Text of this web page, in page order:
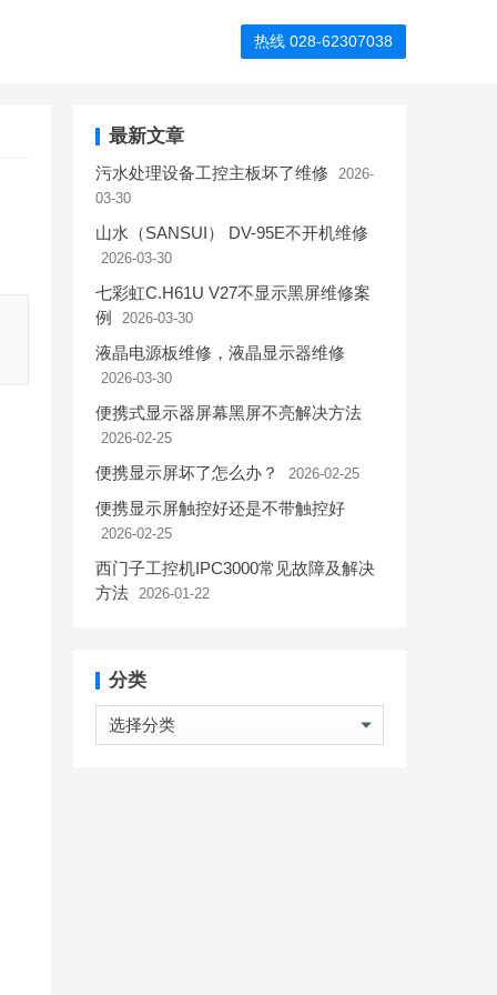
热线 028-62307038
最新文章
污水处理设备工控主板坏了维修
2026-
03-30
山水（SANSUI） DV-95E不开机维修
2026-03-30
七彩虹C.H61U V27不显示黑屏维修案
例
2026-03-30
液晶电源板维修，液晶显示器维修
2026-03-30
便携式显示器屏幕黑屏不亮解决方法
2026-02-25
便携显示屏坏了怎么办？ 2026-02-25
便携显示屏触控好还是不带触控好
2026-02-25
西门子工控机IPC3000常见故障及解决
方法 2026-01-22
分类
分
类